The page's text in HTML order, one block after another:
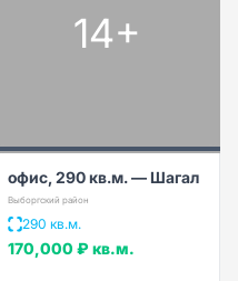
14+
офис, 290 кв.м. — Шагал
Выборгский район
290 кв.м.
170,000 ₽ кв.м.